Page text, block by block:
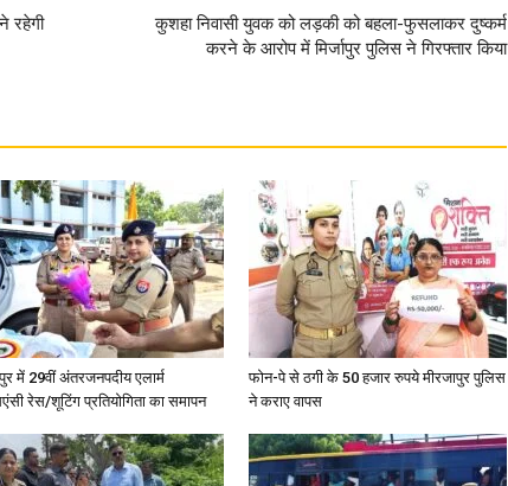
रहेगी
कुशहा निवासी युवक को लड़की को बहला-फुसलाकर दुष्कर्म
करने के आरोप में मिर्जापुर पुलिस ने गिरफ्तार किया
में 29वीं अंतरजनपदीय एलार्म
रेस/शूटिंग प्रतियोगिता का समापन
फोन-पे से ठगी के 50 हजार रुपये मीरजापुर पुलिस
ने कराए वापस